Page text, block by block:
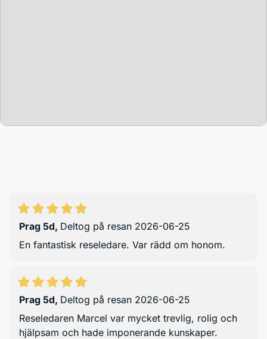
Prag 5d, Deltog på resan 2026-06-25
En fantastisk reseledare. Var rädd om honom.
Prag 5d, Deltog på resan 2026-06-25
Reseledaren Marcel var mycket trevlig, rolig och
hjälpsam och hade imponerande kunskaper.